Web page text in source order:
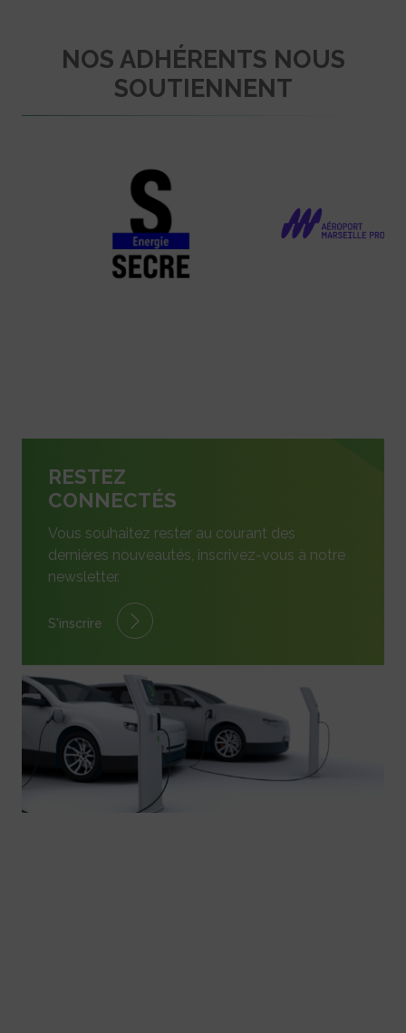
NOS ADHÉRENTS NOUS
SOUTIENNENT
RESTEZ
CONNECTÉS
Vous souhaitez rester au courant des
dernières nouveautés, inscrivez-vous à notre
newsletter.
S'inscrire